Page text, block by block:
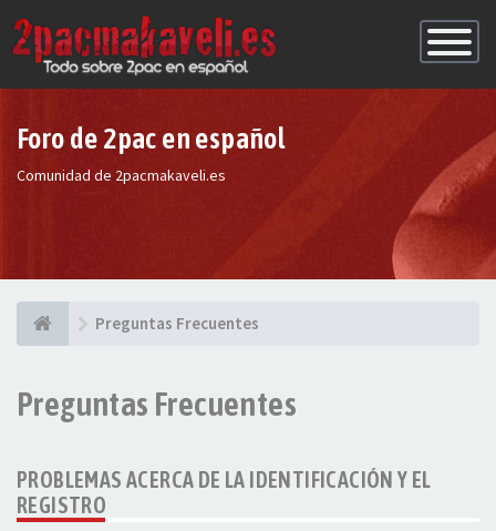
de
Foro de 2pac en español
Comunidad de 2pacmakaveli.es
Preguntas Frecuentes
Preguntas Frecuentes
PROBLEMAS ACERCA DE LA IDENTIFICACIÓN Y EL
REGISTRO